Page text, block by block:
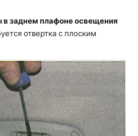
в заднем плафоне освещения
отвертка с плоским